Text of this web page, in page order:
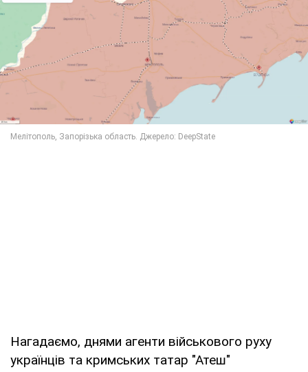
Нагадаємо, днями агенти військового руху
українців та кримських татар "Атеш"